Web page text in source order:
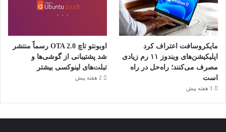
مایکروسافت اعتراف کرد
اپلیکیشن‌های ویندوز ۱۱ رم زیادی
مصرف می‌کنند؛ راه‌حل در راه
است
1 هفته پیش
اوبونتو تاچ OTA 2.0 رسماً منتشر
شد پشتیبانی از گوشی‌ها و
تبلت‌های لینوکسی بیشتر
2 هفته پیش